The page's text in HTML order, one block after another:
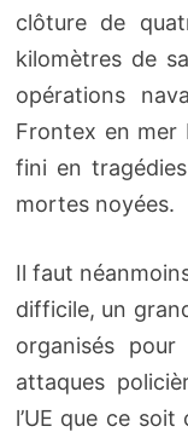
clôture de
kilomètres de
opérations
Frontex en mer
fini en
mortes noyées.
Il faut
difficile, un
organisés
attaques
l’UE que ce